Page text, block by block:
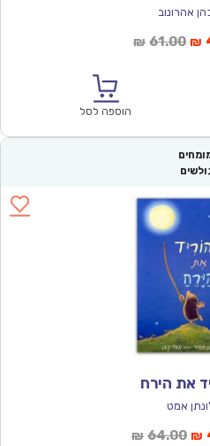
אהרונוב
₪ 61.00 ₪
הוספה לסל
את הירח
אמט
₪ 64.00 ₪